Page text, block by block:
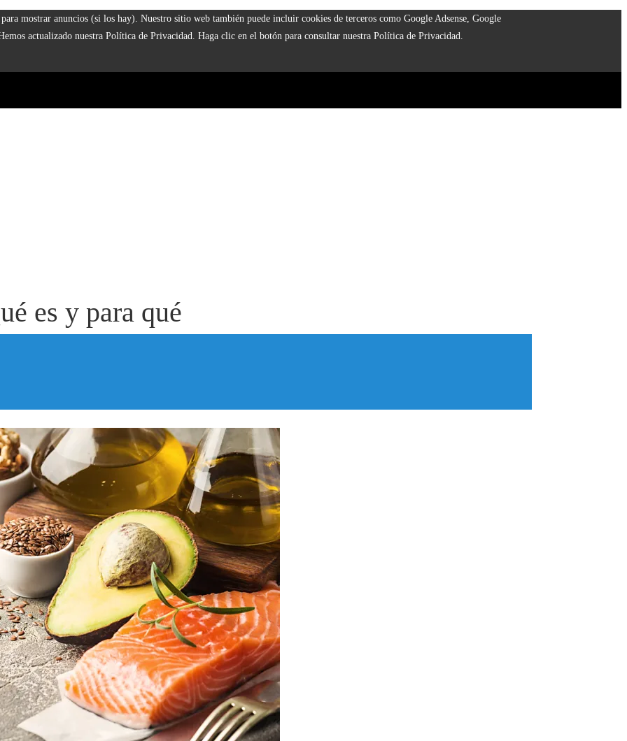
mostrar anuncios (si los hay). Nuestro sitio web también puede incluir cookies de terceros como Google Adsense, Google
actualizado nuestra Política de Privacidad. Haga clic en el botón para consultar nuestra Política de Privacidad.
es y para qué